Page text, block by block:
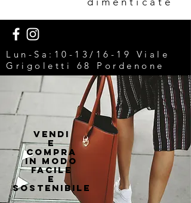
Lun-Sa:10-13/16-19 V iale
Grigoletti 68 Pordenone
VENDI
E
COMPRA
IN MODO
FACILE
E
SOSTENIBILE